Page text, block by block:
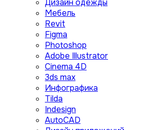
Дизайн одежды
Мебель
Revit
Figma
Photoshop
Adobe Illustrator
Сinema 4D
3ds max
Инфографика
Tilda
Indesign
AutoCAD